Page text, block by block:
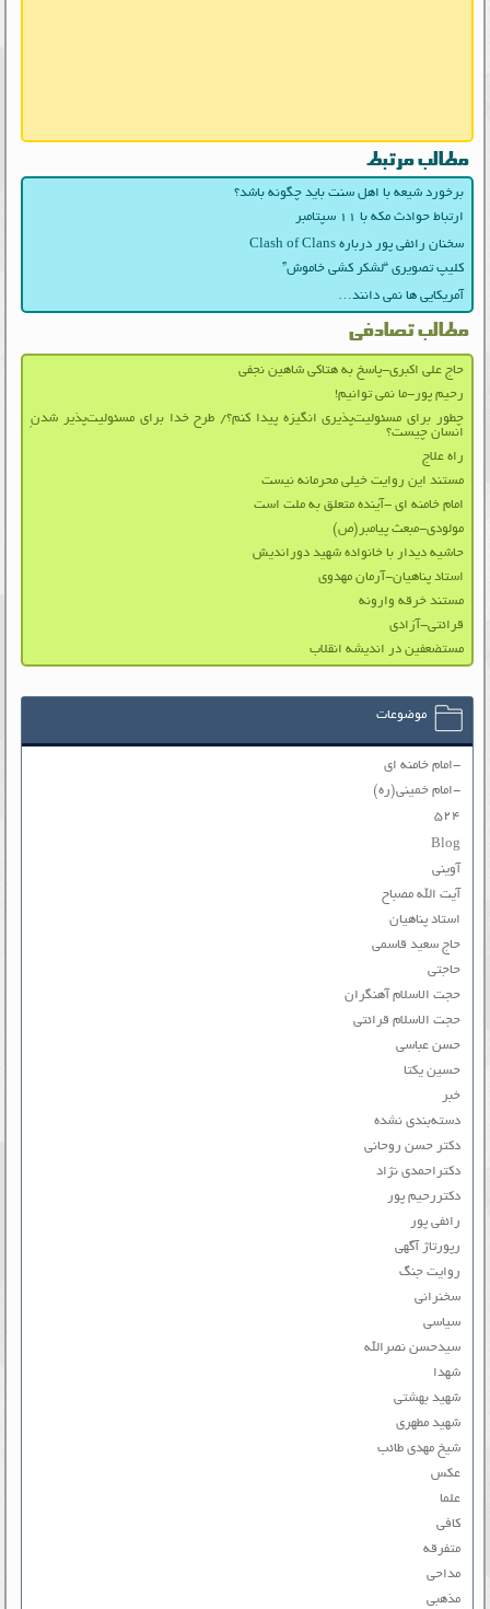
مطالب مرتبط
برخورد شیعه با اهل سنت باید چگونه باشد؟
ارتباط حوادث مکه با ۱۱ سپتامبر
سخنان رائفی پور درباره Clash of Clans
کلیپ تصویری “لشکر کشی خاموش”
آمریکایی ها نمی دانند…
مطالب تصادفی
حاج علی اکبری-پاسخ به هتاکی شاهین نجفی
رحیم پور-ما نمی توانیم!
چطور برای مسئولیت‌پذیری انگیزه پیدا کنم؟/ طرح خدا برای مسئولیت‌‌پذیر شدنِ
انسان چیست؟
راه علاج
مستند این روایت خیلی محرمانه نیست
امام خامنه ای -آینده متعلق به ملت است
مولودی-مبعث پیامبر(ص)
حاشیه دیدار با خانواده شهید دوراندیش
استاد پناهیان-آرمان مهدوی
مستند خرقه وارونه
قرائتی-آزادی
مستضعفين در انديشه انقلاب
موضوعات
-امام خامنه ای
-امام خمینی(ره)
۵۲۴
Blog
آوینی
آیت الله مصباح
استاد پناهیان
حاج سعید قاسمی
حاجتی
حجت الاسلام آهنگران
حجت الاسلام قرائتی
حسن عباسی
حسین یکتا
خبر
دسته‌بندی نشده
دکتر حسن روحانی
دکتراحمدی نژاد
دکتررحیم پور
رائفی پور
رپورتاژ آگهی
روایت جنگ
سخنرانی
سیاسی
سیدحسن نصرالله
شهدا
شهید بهشتی
شهید مطهری
شیخ مهدی طائب
عکس
علما
کافی
متفرقه
مداحی
مذهبی